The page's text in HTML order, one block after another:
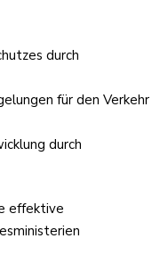
durch
für den Verkehr
durch
effektive